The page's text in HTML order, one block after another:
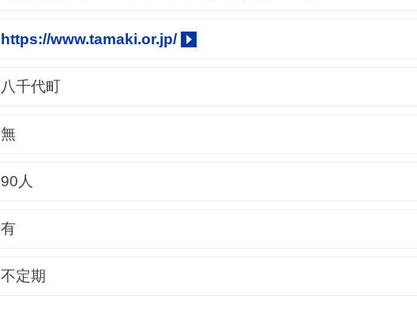
https://www.tamaki.or.jp/
八千代町
無
90人
有
不定期